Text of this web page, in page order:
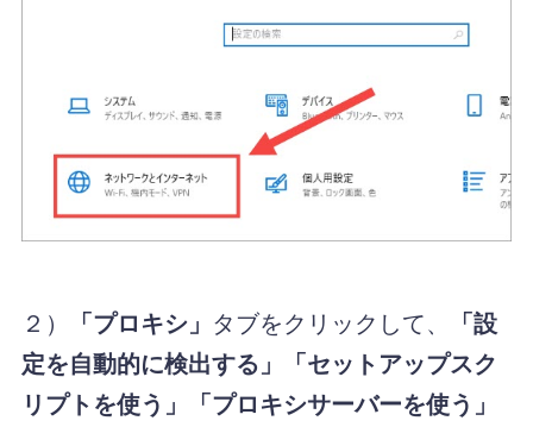
２） 「プロキシ」 タブをクリックして、
「設
定を自動的に検出する」「セットアップスク
リプトを使う」「プロキシサーバーを使う」